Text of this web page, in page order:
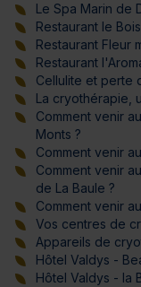
Le Spa Marin de
Restaurant le
Restaurant Fleur
Restaurant
Cellulite et perte
La cryothérapie,
Comment venir
Monts ?
Comment venir
Comment venir
de La Baule ?
Comment venir
Vos centres de
Appareils de
Hôtel Valdys -
Hôtel Valdys - la